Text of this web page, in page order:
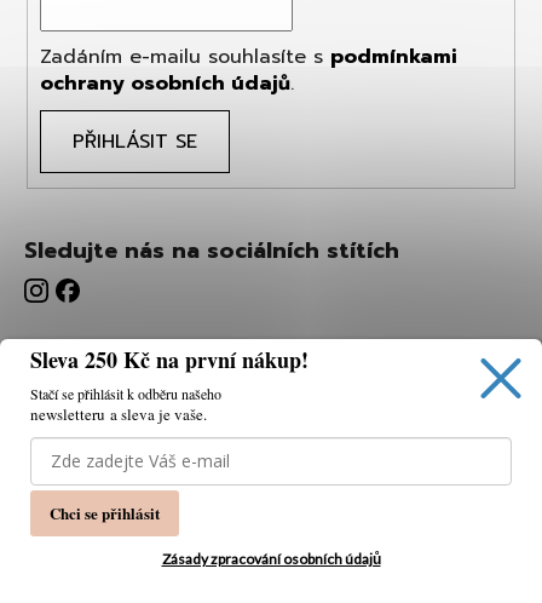
Používáme cookies, abychom vám umožnili pohodlné
prohlížení webu a díky analýze webu neustále zlepšovat
jeho funkce, výkon a použitelnost.
Zadáním e-mailu souhlasíte s podmínkami
ochrany osobních údajů.
PŘIHLÁSIT SE
Sledujte nás na sociálních stítích
Sleva 250 Kč na první nákup!
Stačí se přihlásit k odběru našeho
newsletteru a sleva je vaše.
Chci se přihlásit
Zásady zpracování osobních údajů